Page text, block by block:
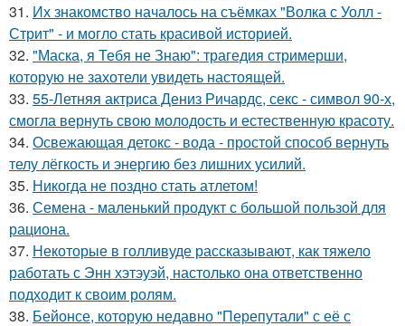
31. Их знакомство началось на съёмках "Волка с Уолл -
Стрит" - и могло стать красивой историей.
32. "Маска, я Тебя не Знаю": трагедия стримерши,
которую не захотели увидеть настоящей.
33. 55-Летняя актриса Дениз Ричардс, секс - символ 90-х,
смогла вернуть свою молодость и естественную красоту.
34. Освежающая детокс - вода - простой способ вернуть
телу лёгкость и энергию без лишних усилий.
35. Никогда не поздно стать атлетом!
36. Семена - маленький продукт с большой пользой для
рациона.
37. Некоторые в голливуде рассказывают, как тяжело
работать с Энн хэтэуэй, настолько она ответственно
подходит к своим ролям.
38. Бейонсе, которую недавно "Перепутали" с её с